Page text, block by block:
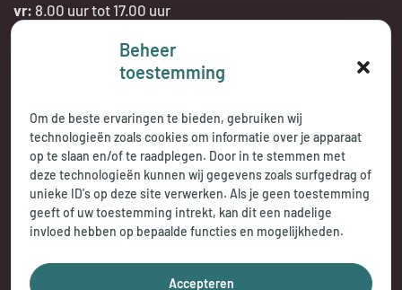
Beheer
toestemming
Om de beste ervaringen te bieden, gebruiken wij
technologieën zoals cookies om informatie over je apparaat
op te slaan en/of te raadplegen. Door in te stemmen met
deze technologieën kunnen wij gegevens zoals surfgedrag of
unieke ID's op deze site verwerken. Als je geen toestemming
geeft of uw toestemming intrekt, kan dit een nadelige
invloed hebben op bepaalde functies en mogelijkheden.
Accepteren
vr: 8.00 uur tot 17.00 uur
Telefonisch bereikbaar: